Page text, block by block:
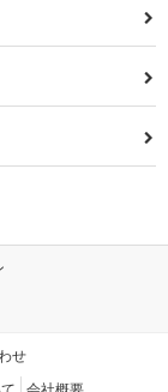
せ